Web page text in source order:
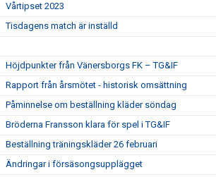
Vårtipset 2023
Tisdagens match är inställd
Höjdpunkter från Vänersborgs FK – TG&IF
Rapport från årsmötet - historisk omsättning
Påminnelse om beställning kläder söndag
Bröderna Fransson klara för spel i TG&IF
Beställning träningskläder 26 februari
Ändringar i försäsongsupplägget